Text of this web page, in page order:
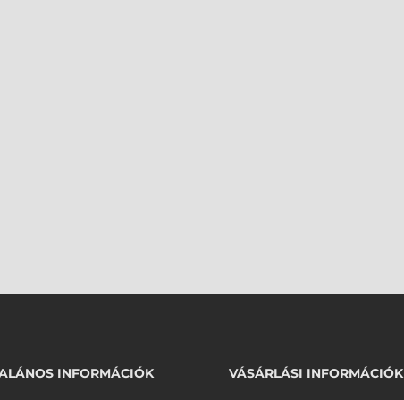
INFORMÁCIÓK VÁSÁRLÁSI INFORMÁCIÓK